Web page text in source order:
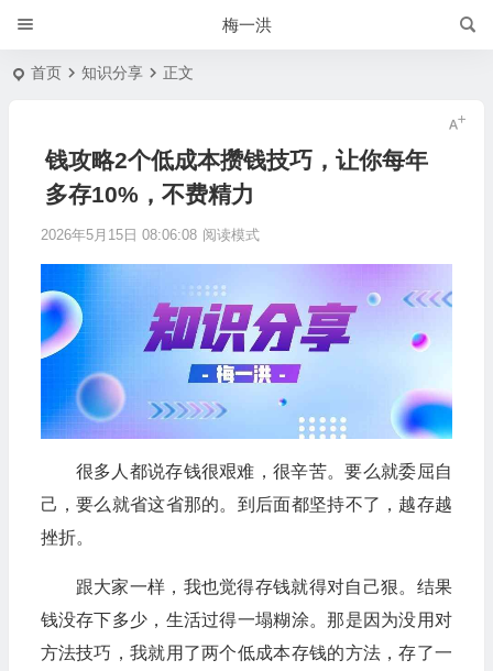
梅一洪
首页 知识分享 正文
钱攻略2个低成本攒钱技巧，让你每年
多存10%，不费精力
2026年5月15日 08:06:08 阅读模式
很多人都说存钱很艰难，很辛苦。要么就委屈自
己，要么就省这省那的。到后面都坚持不了，越存越
挫折。
跟大家一样，我也觉得存钱就得对自己狠。结果
钱没存下多少，生活过得一塌糊涂。那是因为没用对
方法技巧，我就用了两个低成本存钱的方法，存了一